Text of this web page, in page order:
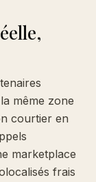
même zone
courtier en
marketplace
frais